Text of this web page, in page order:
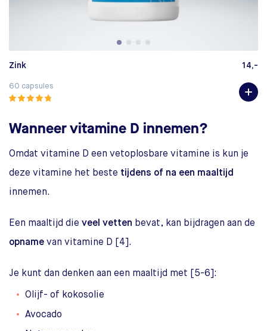
Zink 14,-
60 capsules
Wanneer vitamine D innemen?
Omdat vitamine D een vetoplosbare vitamine is kun je
deze vitamine het beste tijdens of na een maaltijd
innemen.
Een maaltijd die veel vetten bevat, kan bijdragen aan de
opname van vitamine D [4].
Je kunt dan denken aan een maaltijd met [5-6]:
Olijf- of kokosolie
Avocado